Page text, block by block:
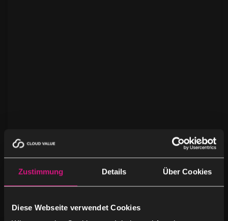
Zustimmung Details Über Cookies
Diese Webseite verwendet Cookies
Aparavi
APARAVI Software Europe APARAVI is a leading
the …